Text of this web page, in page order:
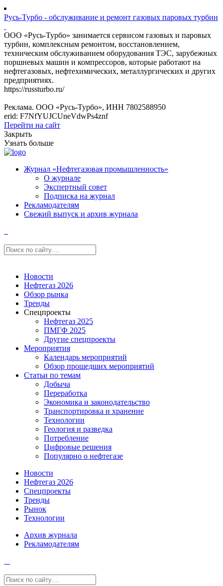
Русь-Турбо - обслуживание и ремонт газовых паровых турбин
ООО «Русь-Турбо» занимается сервисом газовых и паровых
турбин, комплексным ремонтом, восстановлением,
техническим обслуживанием оборудования ТЭС, зарубежных
поршневых машин и компрессоров, которые работают на
нефтегазовых, нефтехимических, металлургических и других
предприятиях.
https://russturbo.ru/
Реклама. ООО «Русь-Турбо», ИНН 7802588950
erid: F7NfYUJCUneVdwPs4znf
Перейти на сайт
Закрыть
Узнать больше
Журнал «Нефтегазовая промышленность»
О журнале
Экспертный совет
Подписка на журнал
Рекламодателям
Свежий выпуск и архив журнала
Новости
Нефтегаз 2026
Обзор рынка
Тренды
Спецпроекты
Нефтегаз 2025
ПМГФ 2025
Другие спецпроекты
Мероприятия
Календарь мероприятий
Обзор прошедших мероприятий
Статьи по темам
Добыча
Переработка
Экономика и законодательство
Транспортировка и хранение
Технологии
Геология и разведка
Потребление
Цифровые решения
Популярно о нефтегазе
Новости
Нефтегаз 2026
Спецпроекты
Тренды
Рынок
Технологии
Архив журнала
Рекламодателям